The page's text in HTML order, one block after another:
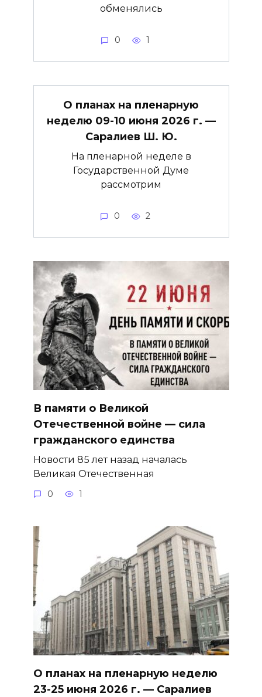
обменялись
0 1
О планах на пленарную
неделю 09-10 июня 2026 г. —
Саралиев Ш. Ю.
На пленарной неделе в
Государственной Думе
рассмотрим
0 2
В памяти о Великой
Отечественной войне — сила
гражданского единства
Новости 85 лет назад началась
Великая Отечественная
0 1
О планах на пленарную неделю
23-25 июня 2026 г. — Саралиев